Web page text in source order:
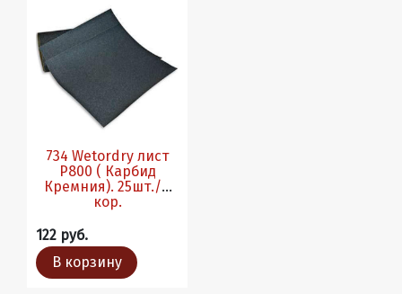
734 Wetordry лист
P800 ( Карбид
Кремния). 25шт./в
кор.
122 руб.
В корзину